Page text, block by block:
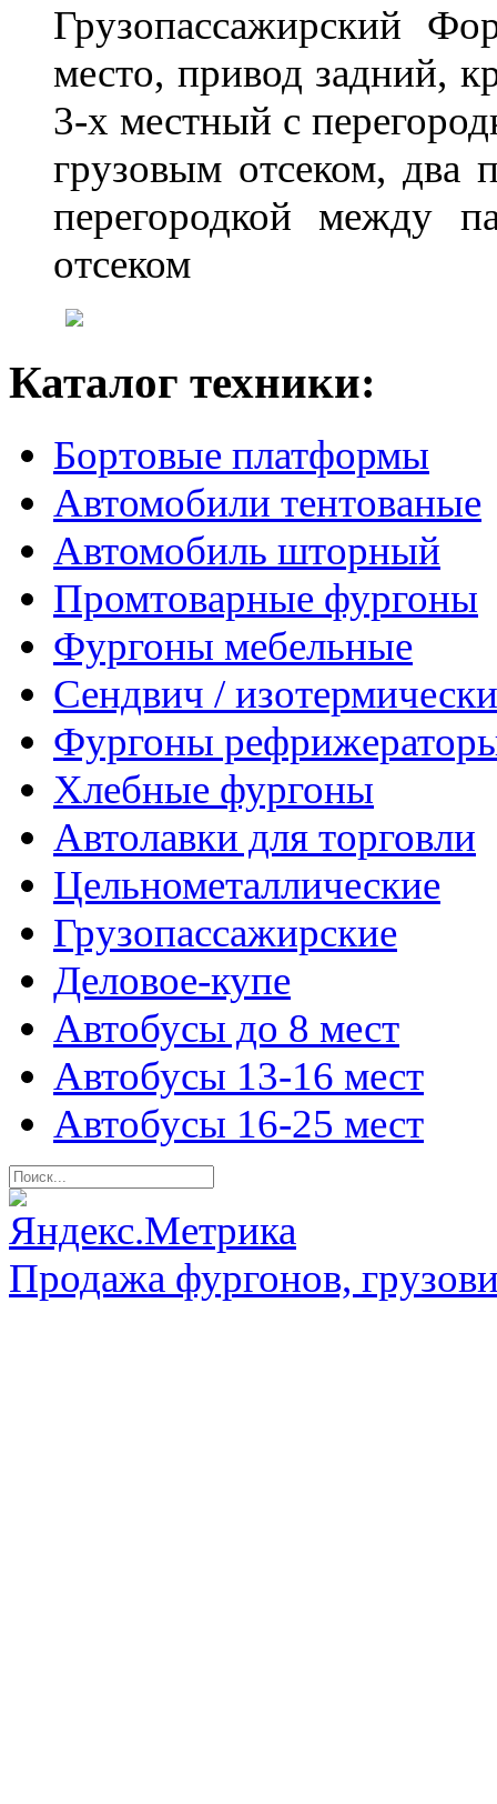
Грузопассажирский
место, привод задний,
3-х местный с
грузовым отсеком, два
перегородкой между
отсеком
Каталог техники:
Бортовые платформы
Автомобили тентованые
Автомобиль шторный
Промтоварные фургоны
Фургоны мебельные
Сендвич /
Фургоны
Хлебные фургоны
Автолавки для торговли
Цельнометаллические
Грузопассажирские
Деловое-купе
Автобусы до 8 мест
Автобусы 13-16 мест
Автобусы 16-25 мест
Продажа фургонов,